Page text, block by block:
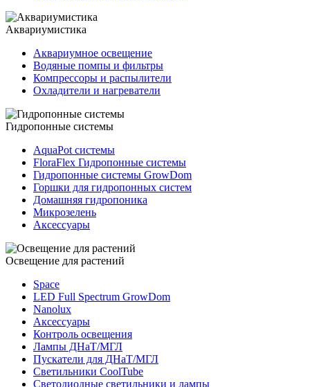
Аквариумистика
Аквариумное освещение
Водяные помпы и фильтры
Компрессоры и распылители
Охладители и нагреватели
Гидропонные системы
AquaPot системы
FloraFlex Гидропонные системы
Гидропонные системы GrowDom
Горшки для гидропонных систем
Домашняя гидропоника
Микрозелень
Аксессуары
Освещение для растений
Space
LED Full Spectrum GrowDom
Nanolux
Аксессуары
Контроль освещения
Лампы ДНаТ/МГЛ
Пускатели для ДНаТ/МГЛ
Светильники CoolTube
Светодиодные светильники и лампы